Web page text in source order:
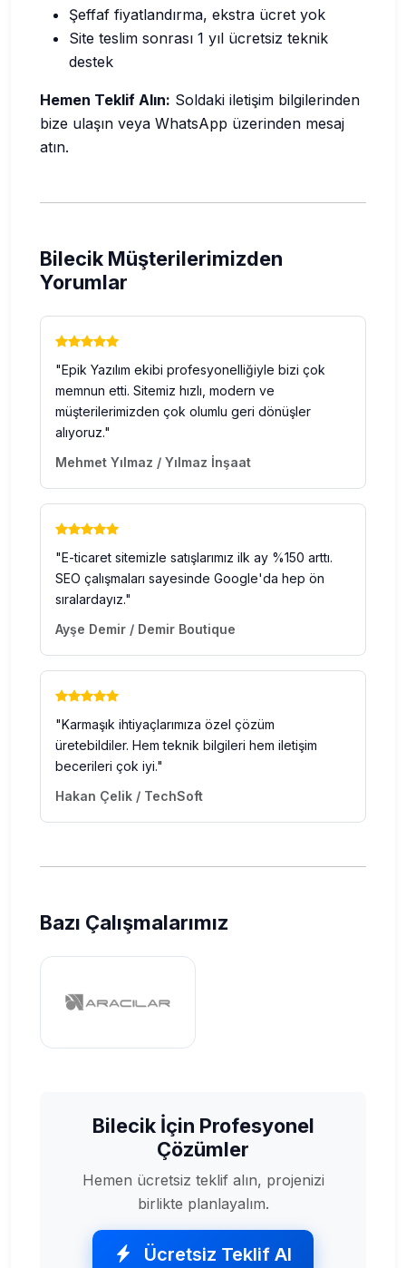
Şeffaf fiyatlandırma, ekstra ücret yok
Site teslim sonrası 1 yıl ücretsiz teknik
destek
Hemen Teklif Alın: Soldaki iletişim bilgilerinden
bize ulaşın veya WhatsApp üzerinden mesaj
atın.
Bilecik Müşterilerimizden
Yorumlar
"Epik Yazılım ekibi profesyonelliğiyle bizi çok
memnun etti. Sitemiz hızlı, modern ve
müşterilerimizden çok olumlu geri dönüşler
alıyoruz."
Mehmet Yılmaz / Yılmaz İnşaat
"E-ticaret sitemizle satışlarımız ilk ay %150 arttı.
SEO çalışmaları sayesinde Google'da hep ön
sıralardayız."
Ayşe Demir / Demir Boutique
"Karmaşık ihtiyaçlarımıza özel çözüm
üretebildiler. Hem teknik bilgileri hem iletişim
becerileri çok iyi."
Hakan Çelik / TechSoft
Bazı Çalışmalarımız
Bilecik İçin Profesyonel
Çözümler
Hemen ücretsiz teklif alın, projenizi
birlikte planlayalım.
Ücretsiz Teklif Al